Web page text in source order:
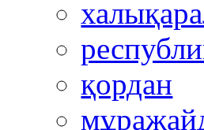
қордан